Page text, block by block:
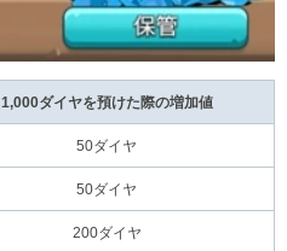
1,000ダイヤを預けた際の増加値
50ダイヤ
50ダイヤ
200ダイヤ